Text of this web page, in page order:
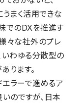
まく活用できな
でのDXを推進す
々な社外のプレ
いわゆる分散型の
ります。
エラーで進めるア
のですが、日本